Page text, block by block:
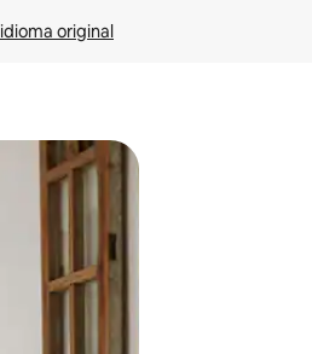
original